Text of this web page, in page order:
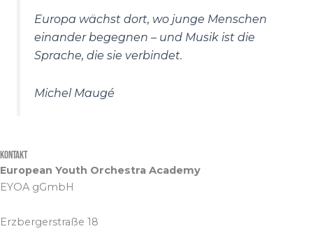
Europa wächst dort, wo junge Menschen
einander begegnen – und Musik ist die
Sprache, die sie verbindet.
Michel Maugé
Kontakt
European Youth Orchestra Academy
EYOA gGmbH
Erzbergerstraße 18